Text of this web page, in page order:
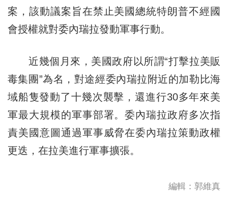
案，該動議案旨在禁止美國總統特朗普不經國
會授權就對委內瑞拉發動軍事行動。
近幾個月來，美國政府以所謂“打擊拉美販
毒集團”為名，對途經委內瑞拉附近的加勒比海
域船隻發動了十幾次襲擊，還進行30多年來美
軍最大規模的軍事部署。委內瑞拉政府多次指
責美國意圖通過軍事威脅在委內瑞拉策動政權
更迭，在拉美進行軍事擴張。
編輯：郭維真